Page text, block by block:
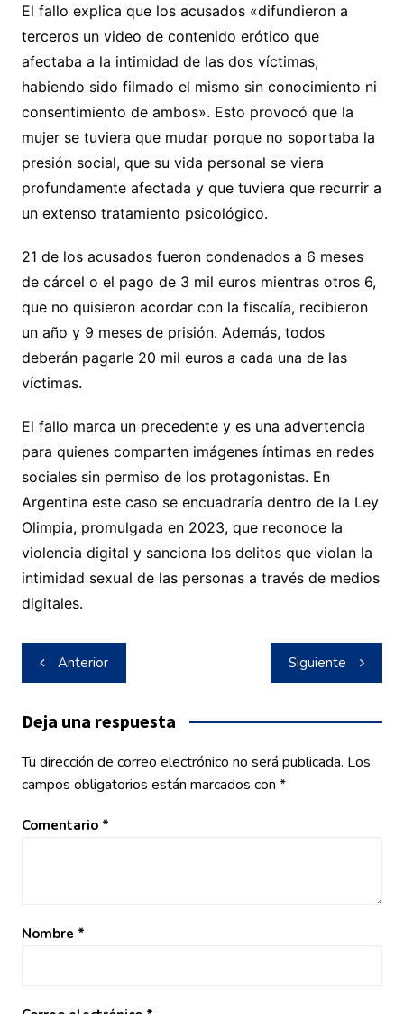
El fallo explica que los acusados «difundieron a
terceros un video de contenido erótico que
afectaba a la intimidad de las dos víctimas,
habiendo sido filmado el mismo sin conocimiento ni
consentimiento de ambos». Esto provocó que la
mujer se tuviera que mudar porque no soportaba la
presión social, que su vida personal se viera
profundamente afectada y que tuviera que recurrir a
un extenso tratamiento psicológico.
21 de los acusados fueron condenados a 6 meses
de cárcel o el pago de 3 mil euros mientras otros 6,
que no quisieron acordar con la fiscalía, recibieron
un año y 9 meses de prisión. Además, todos
deberán pagarle 20 mil euros a cada una de las
víctimas.
El fallo marca un precedente y es una advertencia
para quienes comparten imágenes íntimas en redes
sociales sin permiso de los protagonistas. En
Argentina este caso se encuadraría dentro de la Ley
Olimpia, promulgada en 2023, que reconoce la
violencia digital y sanciona los delitos que violan la
intimidad sexual de las personas a través de medios
digitales.
Navegación
de
entradas
Anterior Siguiente
Deja una respuesta
Tu dirección de correo electrónico no será publicada. Los
campos obligatorios están marcados con *
Comentario *
Nombre *